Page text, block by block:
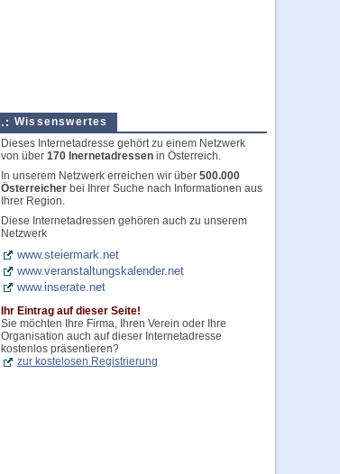
Wissenswertes
Dieses Internetadresse gehört zu einem Netzwerk
von über 170 Inernetadressen in Österreich.
In unserem Netzwerk erreichen wir über 500.000
Österreicher bei Ihrer Suche nach Informationen aus
Ihrer Region.
Diese Internetadressen gehören auch zu unserem
Netzwerk
www.steiermark.net
www.veranstaltungskalender.net
www.inserate.net
Ihr Eintrag auf dieser Seite!
Sie möchten Ihre Firma, Ihren Verein oder Ihre
Organisation auch auf dieser Internetadresse
kostenlos präsentieren?
zur kostelosen Registrierung